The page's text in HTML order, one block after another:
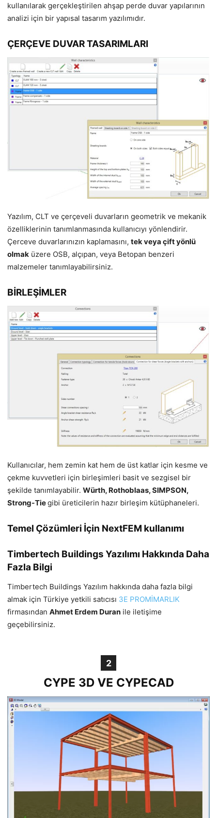
kullanılarak gerçekleştirilen ahşap perde duvar yapılarının
analizi için bir yapısal tasarım yazılımıdır.
ÇERÇEVE DUVAR TASARIMLARI
Yazılım, CLT ve çerçeveli duvarların geometrik ve mekanik
özelliklerinin tanımlanmasında kullanıcıyı yönlendirir.
Çerceve duvarlarınızın kaplamasını, tek veya çift yönlü
olmak üzere OSB, alçıpan, veya Betopan benzeri
malzemeler tanımlayabilirsiniz.
BİRLEŞİMLER
Kullanıcılar, hem zemin kat hem de üst katlar için kesme ve
çekme kuvvetleri için birleşimleri basit ve sezgisel bir
şekilde tanımlayabilir. Würth, Rothoblaas, SIMPSON,
Strong-Tiegibi üreticilerin hazır birleşim kütüphaneleri.
Temel Çözümleri İçin NextFEM kullanımı
Timbertech Buildings Yazılımı Hakkında Daha
Fazla Bilgi
Timbertech Buildings Yazılım hakkında daha fazla bilgi
almak için Türkiye yetkili satıcısı 3E PROMİMARLIK
firmasından Ahmet Erdem Duran ile iletişime
geçebilirsiniz.
2
CYPE 3D VE CYPECAD